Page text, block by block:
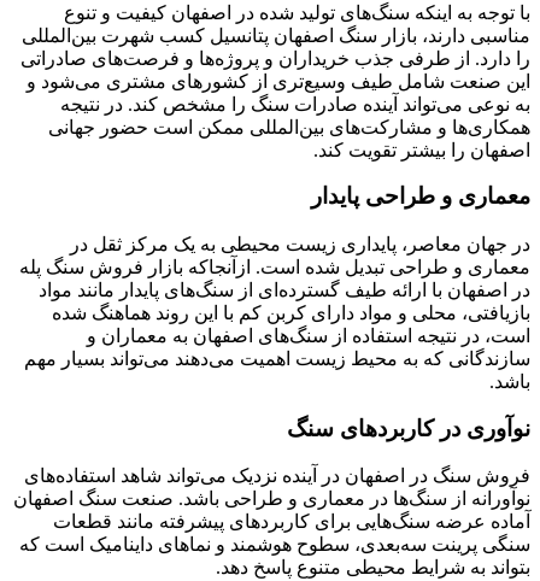
با توجه به اینکه سنگ‌های تولید شده در اصفهان کیفیت و تنوع
مناسبی دارند، بازار سنگ اصفهان پتانسیل کسب شهرت بین‌المللی
را دارد. از طرفی جذب خریداران و پروژه‌ها و فرصت‌های صادراتی
این صنعت شامل طیف وسیع‌تری از کشورهای مشتری می‌شود و
به نوعی می‌تواند آینده صادرات سنگ را مشخص کند. در نتیجه
همکاری‌ها و مشارکت‌های بین‌المللی ممکن است حضور جهانی
اصفهان را بیشتر تقویت کند.
معماری و طراحی پایدار
در جهان معاصر، پایداری زیست محیطی به یک مرکز ثقل در
معماری و طراحی تبدیل شده است. ازآنجاکه بازار فروش سنگ پله
در اصفهان با ارائه طیف گسترده‌ای از سنگ‌های پایدار مانند مواد
بازیافتی، محلی و مواد دارای کربن کم با این روند هماهنگ شده
است، در نتیجه استفاده از سنگ‌های اصفهان به معماران و
سازندگانی که به محیط زیست اهمیت می‌دهند می‌تواند بسیار مهم
باشد.
نوآوری در کاربردهای سنگ
فروش سنگ در اصفهان در آینده نزدیک می‌تواند شاهد استفاده‌های
نوآورانه از سنگ‌ها در معماری و طراحی باشد. صنعت سنگ اصفهان
آماده عرضه سنگ‌هایی برای کاربردهای پیشرفته مانند قطعات
سنگی پرینت سه‌بعدی، سطوح هوشمند و نماهای داینامیک است که
بتواند به شرایط محیطی متنوع پاسخ دهد.